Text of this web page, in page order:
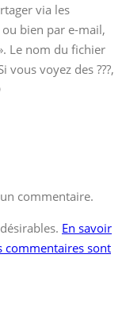
via les
bien par e-mail,
Le nom du fichier
vous voyez des ???,
commentaire.
En savoir
commentaires sont